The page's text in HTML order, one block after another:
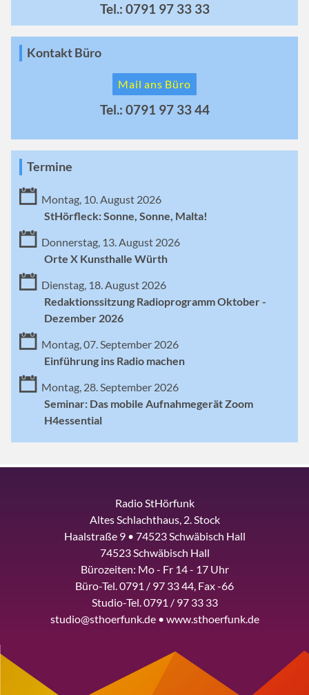
Tel.: 0791 97 33 33
Kontakt Büro
Mail ans Büro
Tel.: 0791 97 33 44
Termine
Montag, 10. August 2026
StHörfleck: Sonne, Sonne, Malta!
Donnerstag, 13. August 2026
Orte X Kunsthalle Würth
Dienstag, 18. August 2026
Redaktionssitzung Radioprogramm Oktober -
Dezember 2026
Montag, 07. September 2026
Einführung ins Radio machen
Montag, 28. September 2026
Seminar: Das mobile Aufnahmegerät Zoom
H4essential
Radio StHörfunk
Altes Schlachthaus, 2. Stock
Haalstraße 9 • 74523 Schwäbisch Hall
74523 Schwäbisch Hall
Bürozeiten: Mo - Fr 14 - 17 Uhr
Büro-Tel. 0791 / 97 33 44, Fax -66
Studio-Tel. 0791 / 97 33 33
studio@sthoerfunk.de • www.sthoerfunk.de